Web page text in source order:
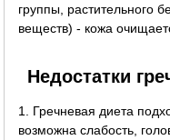
группы, растительного
веществ) - кожа
Недостатки
1. Гречневая диета
возможна слабость,